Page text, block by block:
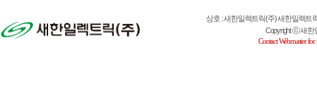
상호 : 새한일렉트릭(주) 새한일렉트
Copyright ⓒ 새한
Contact Webmaster